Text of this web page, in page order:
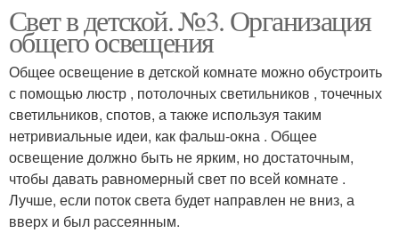
Свет в детской. №3. Организация
общего освещения
Общее освещение в детской комнате можно обустроить
с помощью люстр , потолочных светильников , точечных
светильников, спотов, а также используя таким
нетривиальные идеи, как фальш-окна . Общее
освещение должно быть не ярким, но достаточным,
чтобы давать равномерный свет по всей комнате .
Лучше, если поток света будет направлен не вниз, а
вверх и был рассеянным.